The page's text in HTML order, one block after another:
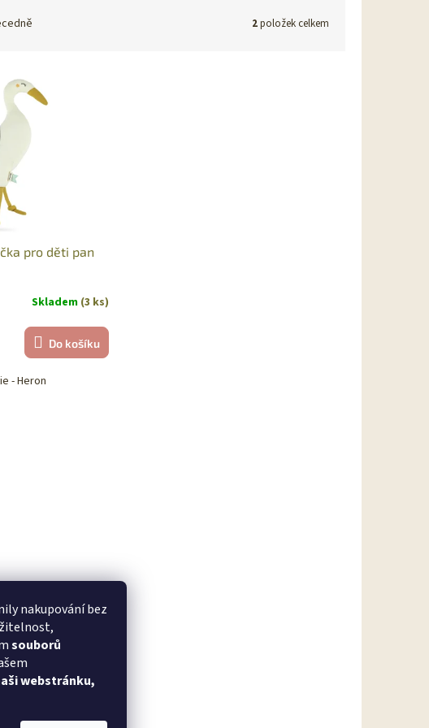
nakupování bez
souborů
webstránku,
2položek celkem
pro děti pan
Skladem (3 ks)
Do košíku
- Heron
v
y
v
ý
p
i
s